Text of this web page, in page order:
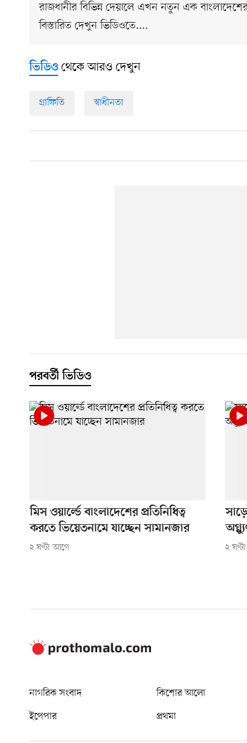
রাজধানীর বিভিন্ন দেয়ালে এখন নতুন এক
বিস্তারিত দেখুন ভিডিওতে....
ভিডিও থেকে আরও দেখুন
গ্রাফিতি স্বাধীনতা
পরবর্তী ভিডিও
মিস ওয়ার্ল্ডে বাংলাদেশের প্রতিনিধিত্ব
করতে ভিয়েতনামে যাচ্ছেন সামানজার
২ ঘণ্টা আগে ২
নাগরিক সংবাদ কিশোর আলো
ইপেপার
প্রথমা